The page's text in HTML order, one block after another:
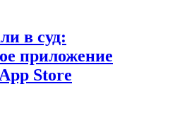
в суд:
приложение
Store